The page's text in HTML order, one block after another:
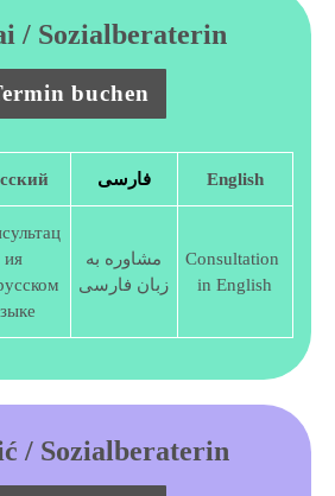
/ Sozialberaterin​
buchen
فارسی​ English
ия
مشاوره به
زبان فارسی
Consultation
in ​English​
/ Sozialberaterin